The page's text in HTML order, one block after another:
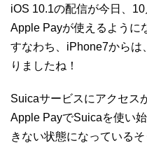
iOS 10.1の配信が今日、
Apple Payが使えるように
すなわち、iPhone7からは
りましたね！
Suicaサービスにアクセス
Apple PayでSuicaを使い
きない状態になっているそ